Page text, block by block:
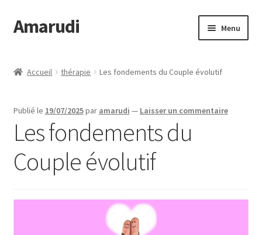
Aller
à
navigation
Aller
au
Amarudi Menu
Ateliers en ligne
Accueil thérapie Les fondements du Couple évolutif
Publié le 19/07/2025par amarudi — Laisser un commentaire
Les fondements du
Couple évolutif